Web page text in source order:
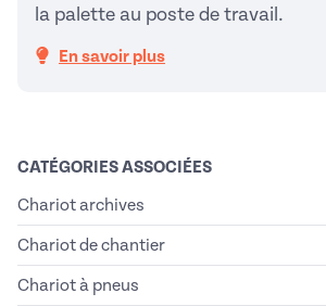
la palette au poste de travail.
En savoir plus
CATÉGORIES ASSOCIÉES
Chariot archives
Chariot de chantier
Chariot à pneus